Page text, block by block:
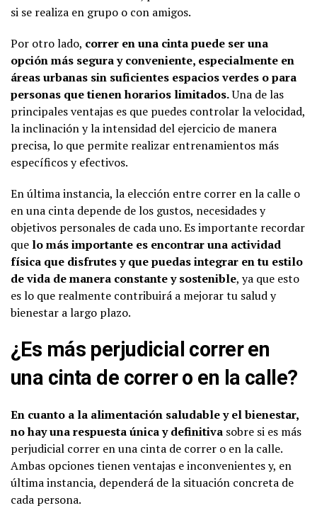
si se realiza en grupo o con amigos.
Por otro lado, correr en una cinta puede ser una
opción más segura y conveniente, especialmente en
áreas urbanas sin suficientes espacios verdes o para
personas que tienen horarios limitados.Una de las
principales ventajas es que puedes controlar la velocidad,
la inclinación y la intensidad del ejercicio de manera
precisa, lo que permite realizar entrenamientos más
específicos y efectivos.
En última instancia, la elección entre correr en la calle o
en una cinta depende de los gustos, necesidades y
objetivos personales de cada uno. Es importante recordar
que lo más importante es encontrar una actividad
física que disfrutes y que puedas integrar en tu estilo
de vida de manera constante y sostenible, ya que esto
es lo que realmente contribuirá a mejorar tu salud y
bienestar a largo plazo.
¿Es más perjudicial correr en
una cinta de correr o en la calle?
En cuanto a la alimentación saludable y el bienestar,
no hay una respuesta única y definitiva sobre si es más
perjudicial correr en una cinta de correr o en la calle.
Ambas opciones tienen ventajas e inconvenientes y, en
última instancia, dependerá de la situación concreta de
cada persona.